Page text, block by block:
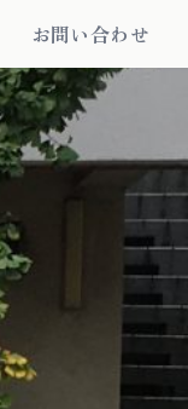
お問い合わせ